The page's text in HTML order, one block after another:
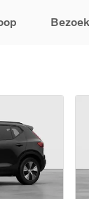
Verzekeringen